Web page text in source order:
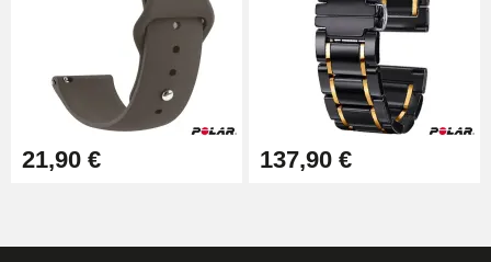
21,90 € 137,90 €